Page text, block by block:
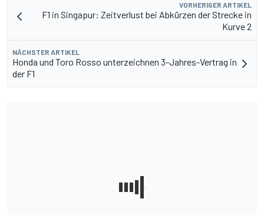
VORHERIGER ARTIKEL
F1 in Singapur: Zeitverlust bei Abkürzen der Strecke in
Kurve 2
NÄCHSTER ARTIKEL
Honda und Toro Rosso unterzeichnen 3-Jahres-Vertrag in
der F1